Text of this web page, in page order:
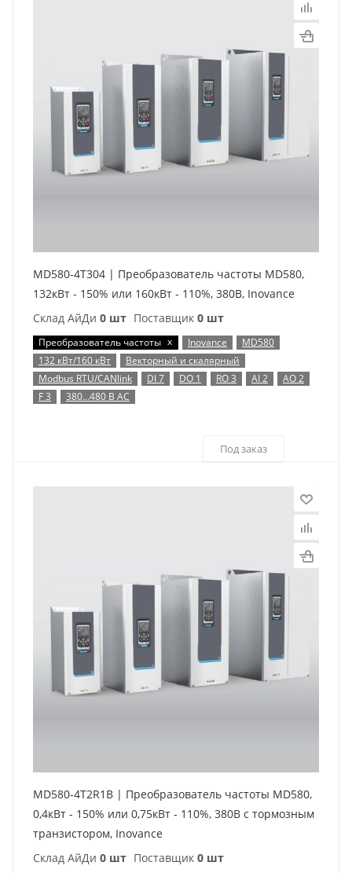
MD580-4T304 | Преобразователь частоты MD580,
132кВт - 150% или 160кВт - 110%, 380В, Inovance
Склад АйДи 0 шт Поставщик 0 шт
Преобразователь частоты x Inovance
MD580
132 кВт/160 кВт
Векторный и скалярный
Modbus RTU/CANlink
DI 7 DO 1 RO 3 AI 2
AO 2
F 3
380…480 В AC
Под заказ
MD580-4T2R1B | Преобразователь частоты MD580,
0,4кВт - 150% или 0,75кВт - 110%, 380В с тормозным
транзистором, Inovance
Склад АйДи 0 шт Поставщик 0 шт